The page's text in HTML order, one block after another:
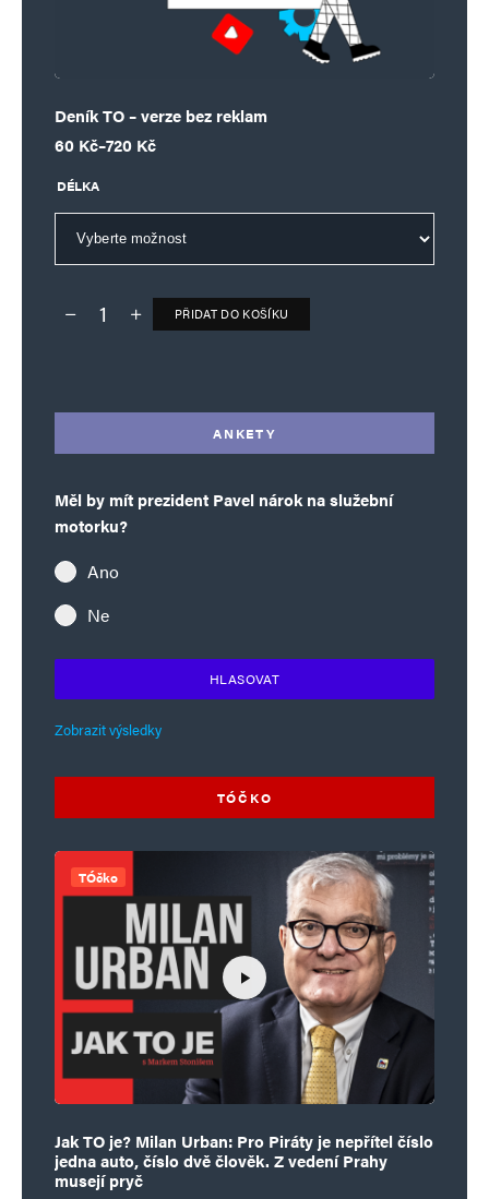
Deník TO – verze bez reklam
60 Kč–720 Kč
Rozpětí cen: 60 Kč až 720 Kč
DÉLKA
Deník TO – verze bez reklam množství
PŘIDAT DO KOŠÍKU
ANKETY
Měl by mít prezident Pavel nárok na služební
motorku?
Ano
Ne
HLASOVAT
Zobrazit výsledky
TÓČKO
TÓčko
Jak TO je? Milan Urban: Pro Piráty je nepřítel číslo
jedna auto, číslo dvě člověk. Z vedení Prahy
musejí pryč